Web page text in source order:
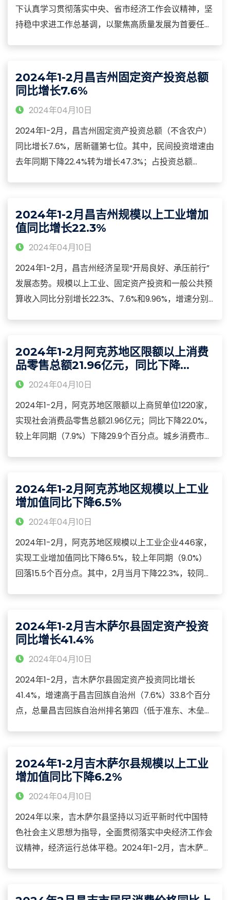
下认真学习贯彻落实中央、省市经济工作会议精神，坚
持稳中求进工作总基调，以聚焦高质量发展为首要任
长12.0%，从隶属关系看：中央属企业完成增加值下降
2.8%；省属企业增长21.4%；县区属企业增长1.3%。
2024年1-2月昌吉州固定资产投资总额
同比增长7.6%
2024年04月10日
2024年1-2月，昌吉州固定资产投资总额（不含农户）
同比增长7.6%，居新疆第七位。其中，民间投资增速由
去年同期下降22.4%转为增长47.3%；占投资总额
拉动昌吉州投资增长1.1个百分点。第二产业投资与去年
同期持平，占投资总额79.6%。
2024年1-2月昌吉州规模以上工业增加
值同比增长22.3%
2024年04月10日
2024年1-2月，昌吉州经济呈现“开局良好、承压前行”
发展态势。规模以上工业、固定资产投资和一般公共预
算收入同比分别增长22.3%、7.6%和9.96%，增速分别
新疆（9.4%）12.9个百分点，总量居新疆首位、增速第
四位。
2024年1-2月阿克苏地区限额以上消费
品零售总额21.96亿元，同比下降
22.0%
2024年04月10日
2024年1-2月，阿克苏地区限额以上商贸单位1220家，
实现社会消费品零售总额21.96亿元；同比下降22.0%，
较上年同期（7.9%）下降29.9个百分点。城乡消费市场
品零售额0.78亿元，下降38.5%，城镇和乡村消费比为
96.4：3.6。
2024年1-2月阿克苏地区规模以上工业
增加值同比下降6.5%
2024年04月10日
2024年1-2月，阿克苏地区规模以上工业企业446家，
实现工业增加值同比下降6.5%，较上年同期（9.0%）
回落15.5个百分点。其中，2月当月下降22.3%，较同期
10.8%，拉动规上工业增长0.2个百分点；重工业增加值
下降7.5%，总量占地区规上工业比重89.2%。
2024年1-2月吉木萨尔县固定资产投资
同比增长41.4%
2024年04月10日
2024年1-2月，吉木萨尔县固定资产投资同比增长
41.4%，增速高于昌吉回族自治州（7.6%）33.8个百分
点，总量昌吉回族自治州排名第四（低于准东、木垒
时全钒液流储能一体化项目投资贡献率240.4%，拉动
投资增长99.6个百分点，对投资快速增长发挥了主要作
2024年1-2月吉木萨尔县规模以上工业
增加值同比下降6.2%
2024年04月10日
2024年以来，吉木萨尔县坚持以习近平新时代中国特
色社会主义思想为指导，全面贯彻落实中央经济工作会
议精神，经济运行总体平稳。2024年1-2月，吉木萨尔
(22.3%)28.5个百分点，增速昌吉回族自治州排名第九